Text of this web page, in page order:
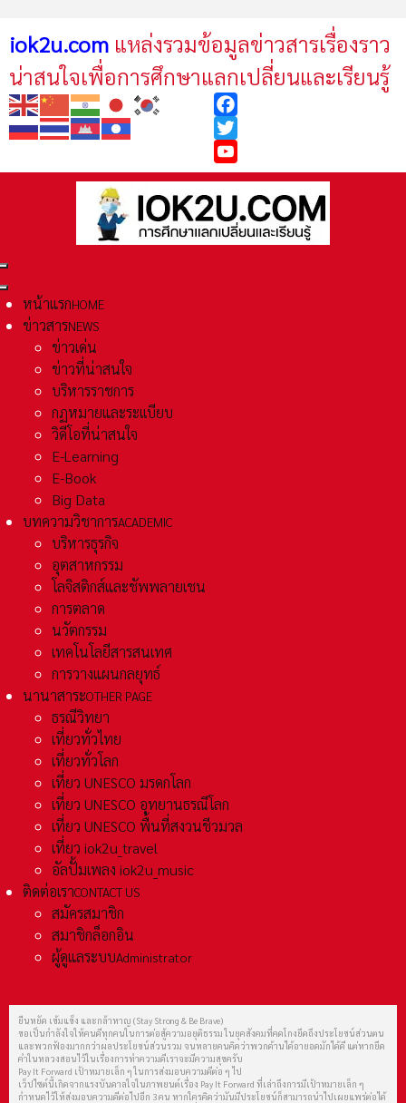
iok2u.com แหล่งรวมข้อมูลข่าวสารเรื่องราว
น่าสนใจเพื่อการศึกษาแลกเปลี่ยนและเรียนรู้
Facebook
Twitter
YouTube
หน้าแรกHOME
ข่าวสารNEWS
ข่าวเด่น
ข่าวที่น่าสนใจ
บริหารราชการ
กฏหมายและระเเบียบ
วิดีโอที่น่าสนใจ
E-Learning
E-Book
Big Data
บทความวิชาการACADEMIC
บริหารธุรกิจ
อุตสาหกรรม
โลจิสติกส์และชัพพลายเชน
การตลาด
นวัตกรรม
เทคโนโลยีสารสนเทศ
การวางแผนกลยุทธ์
นานาสาระOTHER PAGE
ธรณีวิทยา
เที่ยวทั่วไทย
เที่ยวทั่วโลก
เที่ยว UNESCO มรดกโลก
เที่ยว UNESCO อุทยานธรณีโลก
เที่ยว UNESCO พื้นที่สงวนชีวมวล
เที่ยว iok2u_travel
อัลปั้มเพลง iok2u_music
ติดต่อเราCONTACT US
สมัครสมาชิก
สมาชิกล็อกอิน
ผู้ดูแลระบบAdministrator
ยืนหยัด เข้มแข็ง และกล้าหาญ (Stay Strong & Be Brave)
ขอเป็นกำลังใจให้คนดีทุกคนในการต่อสู้ความอยุติธรรม ในยุคสังคมที่คดโกงยึดถึงประโยชน์ส่วนตน
และพวกฟ้องมากกว่าผลประโยชน์ส่วนรวม จนหลายคนคิดว่าพวกด้านได้อายอดมักได้ดี แต่หากยึด
คำในหลวงสอนไว้ในเรื่องการทำความดีเราจะมีความสุขครับ
Pay It Forward เป้าหมายเล็ก ๆ ในการส่งมอบความดีต่อ ๆ ไป
เว็ปไซต์นี้เกิดจากแรงบันดาลใจในภาพยนต์เรื่อง Pay It Forward ที่เล่าถึงการมีเป้าหมายเล็ก ๆ
กำหนดไว้ให้ส่งมอบความดีต่อไปอีก 3 คน หากใครคิดว่ามันมีประโยชน์ก็สามารถนำไปเผยแพร่ต่อได้